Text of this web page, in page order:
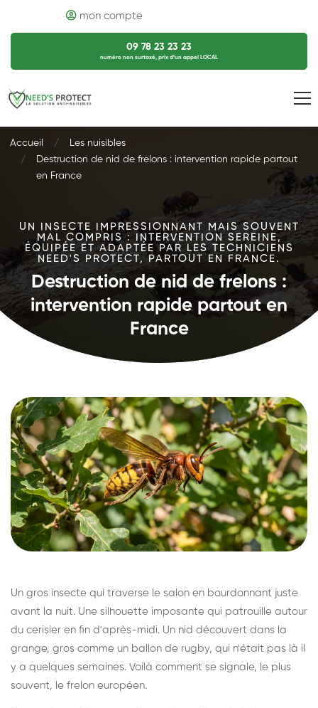
mon compte
09 78 23 23 23
numéro non surtaxé, prix d’un appel LOCAL
Accueil
Les nuisibles
Destruction de nid de frelons : intervention rapide partout
en France
UN INSECTE IMPRESSIONNANT MAIS SOUVENT
MAL COMPRIS : INTERVENTION SEREINE,
ÉQUIPÉE ET ADAPTÉE PAR LES TECHNICIENS
NEED'S PROTECT, PARTOUT EN FRANCE.
Destruction de nid de frelons :
intervention rapide partout en
France
Un gros insecte qui traverse le salon en bourdonnant juste
avant la nuit. Une silhouette imposante qui patrouille autour
du cerisier en fin d'après-midi. Un nid découvert dans la
grange, gros comme un ballon de rugby, qui n'était pas là il
y a quelques semaines. Voilà comment se signale, le plus
souvent, le frelon européen.